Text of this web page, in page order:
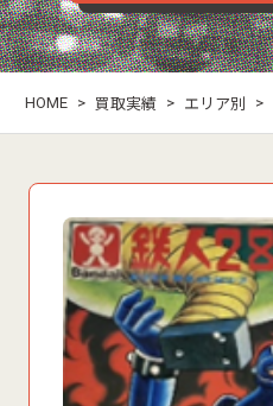
HOME > 買取実績 > エリア別 >